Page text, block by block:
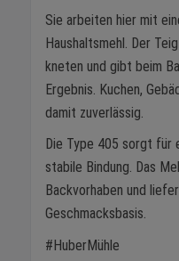
Sie arbeiten hier mit
Haushaltsmehl. Der
kneten und gibt beim
Ergebnis. Kuchen,
damit zuverlässig.
Die Type 405 sorgt für
stabile Bindung. Das
Backvorhaben und
Geschmacksbasis.
#HuberMühle